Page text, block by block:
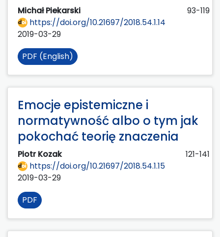
Michał Piekarski
93-119
https://doi.org/10.21697/2018.54.1.14
2019-03-29
PDF (English)
Emocje epistemiczne i
normatywność albo o tym jak
pokochać teorię znaczenia
Piotr Kozak
121-141
https://doi.org/10.21697/2018.54.1.15
2019-03-29
PDF